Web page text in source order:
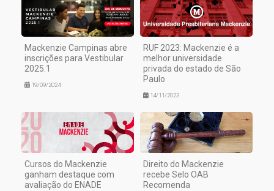
Mackenzie Campinas abre
inscrições para Vestibular
2025.1
19/09/2024
RUF 2023: Mackenzie é a
melhor universidade
privada do estado de São
Paulo
14/11/2023
Cursos do Mackenzie
ganham destaque com
avaliação do ENADE
Direito do Mackenzie
recebe Selo OAB
Recomenda